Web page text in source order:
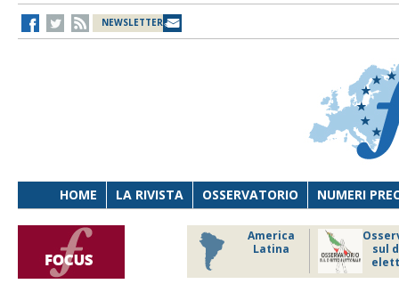
NEWSLETTER
HOME LA RIVISTA OSSERVATORIO NUMERI
governo
America
Latina
sul